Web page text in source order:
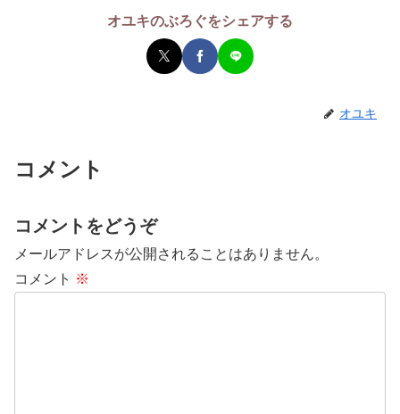
オユキのぶろぐをシェアする
オユキ
コメント
コメントをどうぞ
メールアドレスが公開されることはありません。
コメント ※